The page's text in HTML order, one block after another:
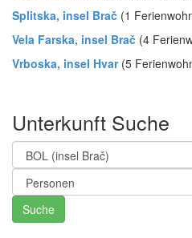
Splitska, insel Brač (1
Vela Farska, insel Brač (4
Vrboska, insel Hvar(5
Unterkunft Suche
Suche